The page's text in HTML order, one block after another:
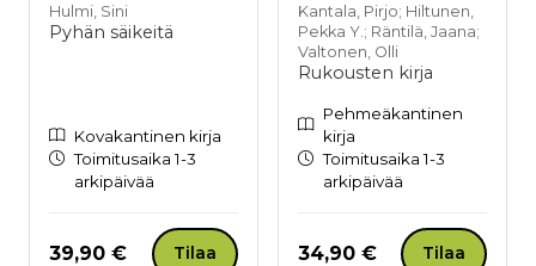
Hulmi, Sini
Pyhän säikeitä
Kovakantinen kirja
Toimitusaika 1-3
arkipäivää
Hinta nyt
39,90 € Tilaa
Kantala, Pirjo; Hiltunen,
Pekka Y.; Räntilä, Jaana;
Valtonen, Olli
Rukousten kirja
Pehmeäkantinen
kirja
Toimitusaika 1-3
arkipäivää
Hinta nyt
34,90 € Tilaa